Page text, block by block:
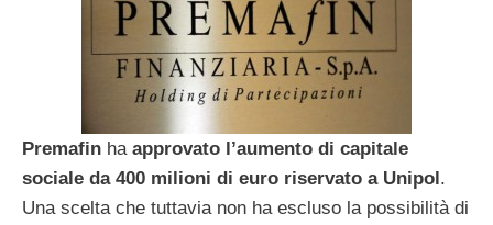
Premafin ha approvato l’aumento di capitale
sociale da 400 milioni di euro riservato a Unipol.
Una scelta che tuttavia non ha escluso la possibilità di